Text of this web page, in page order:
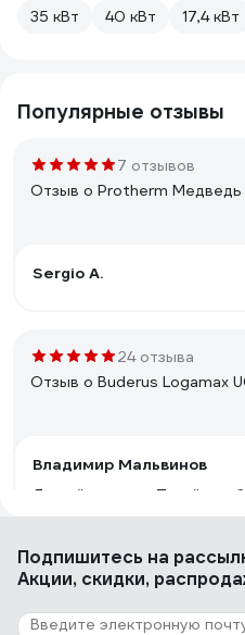
35 кВт
40 кВт 17,4 кВт
Популярные отзывы
7 отзывов
Отзыв о Protherm Медведь
Sergio A.
24 отзыва
Отзыв о Buderus Logamax
Владимир Мальвинов
Да всё хорошо. Тихий,
забыл почти, что он есть.
1 отзыв
Отзыв о Protherm Медведь
Подпишитесь на
Акции, скидки,